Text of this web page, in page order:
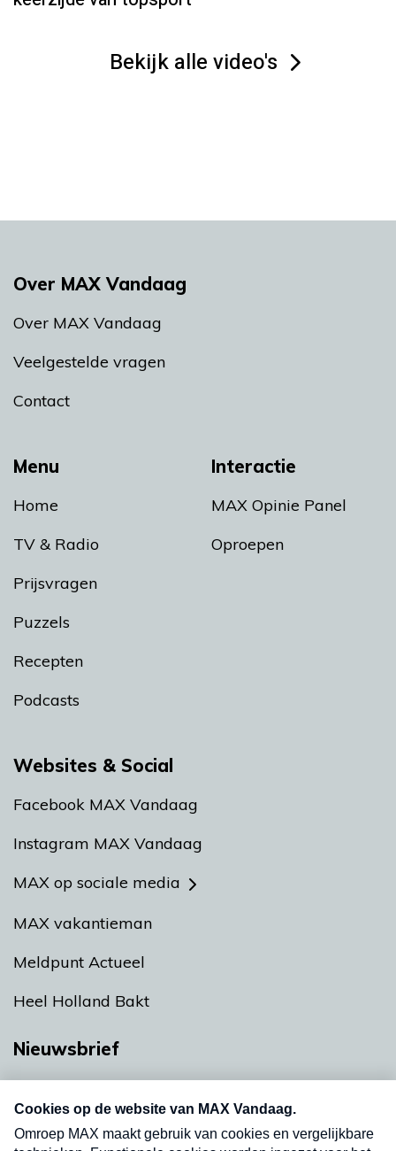
Bekijk alle video's
Menu
Home
TV & Radio
Prijsvragen
Puzzels
Recepten
Podcasts
Interactie
MAX Opinie Panel
Oproepen
Over MAX Vandaag
Over MAX Vandaag
Veelgestelde vragen
Contact
Websites & Social
Facebook MAX Vandaag
Instagram MAX Vandaag
MAX op sociale media
MAX vakantieman
Meldpunt Actueel
Heel Holland Bakt
Nieuwsbrief
nieuwsbrief. Elke vrijdag- en dinsdagochtend in
uw mailbox.